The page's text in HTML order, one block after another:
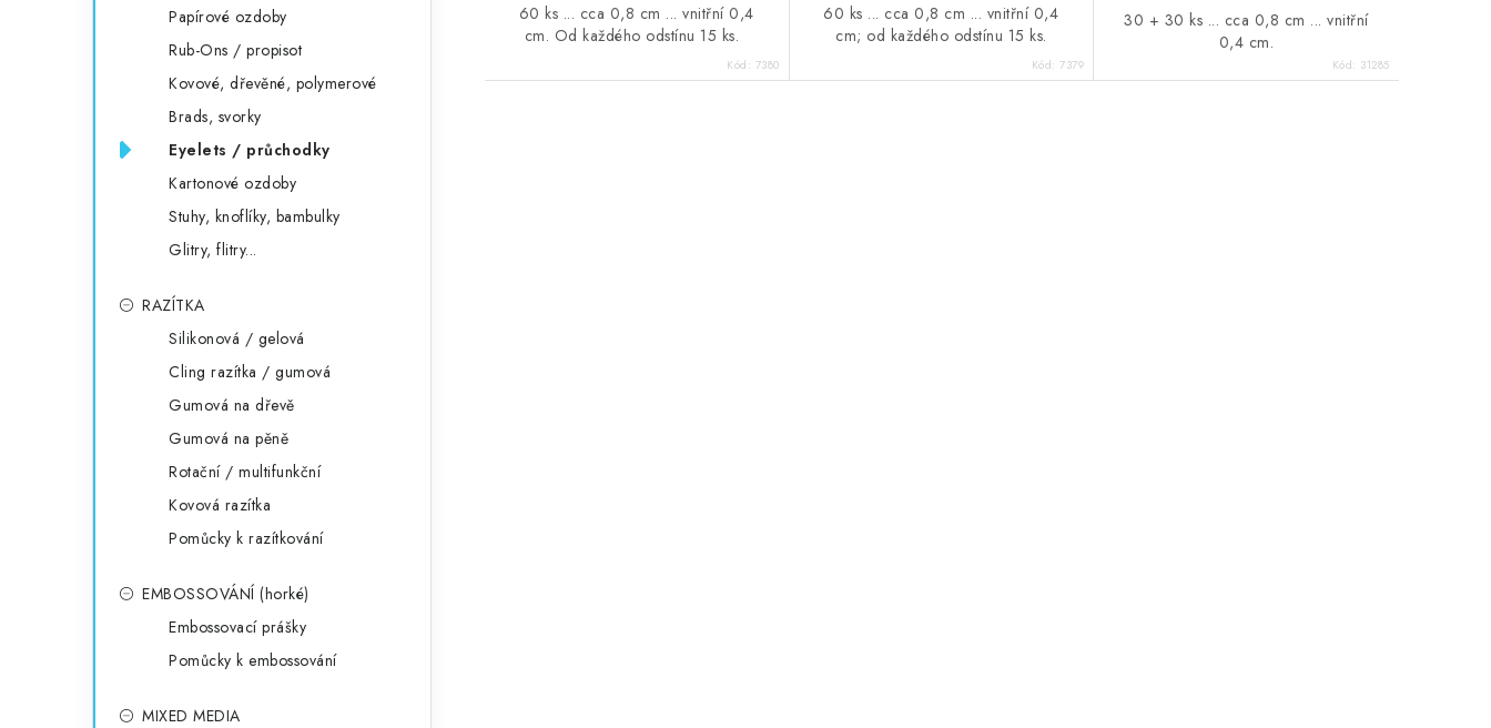
Papírové ozdoby
Rub-Ons / propisot
Kovové, dřevěné, polymerové
Brads, svorky
Eyelets / průchodky
Kartonové ozdoby
Stuhy, knoflíky, bambulky
Glitry, flitry...
RAZÍTKA
Silikonová / gelová
Cling razítka / gumová
Gumová na dřevě
Gumová na pěně
Rotační / multifunkční
Kovová razítka
Pomůcky k razítkování
EMBOSSOVÁNÍ (horké)
Embossovací prášky
Pomůcky k embossování
MIXED MEDIA
60 ks ... cca 0,8 cm ... vnitřní 0,4
cm. Od každého odstínu 15 ks.
Kód: 7380
60 ks ... cca 0,8 cm ... vnitřní 0,4
cm; od každého odstínu 15 ks.
Kód:7379
30 + 30 ks ... cca 0,8 cm ... vnitřní
0,4 cm.
Kód: 31285